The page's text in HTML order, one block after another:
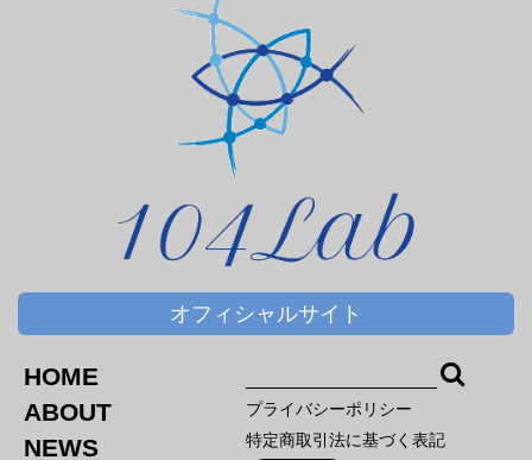
オフィシャルサイト
HOME
ABOUT
NEWS
プライバシーポリシー
特定商取引法に基づく表記